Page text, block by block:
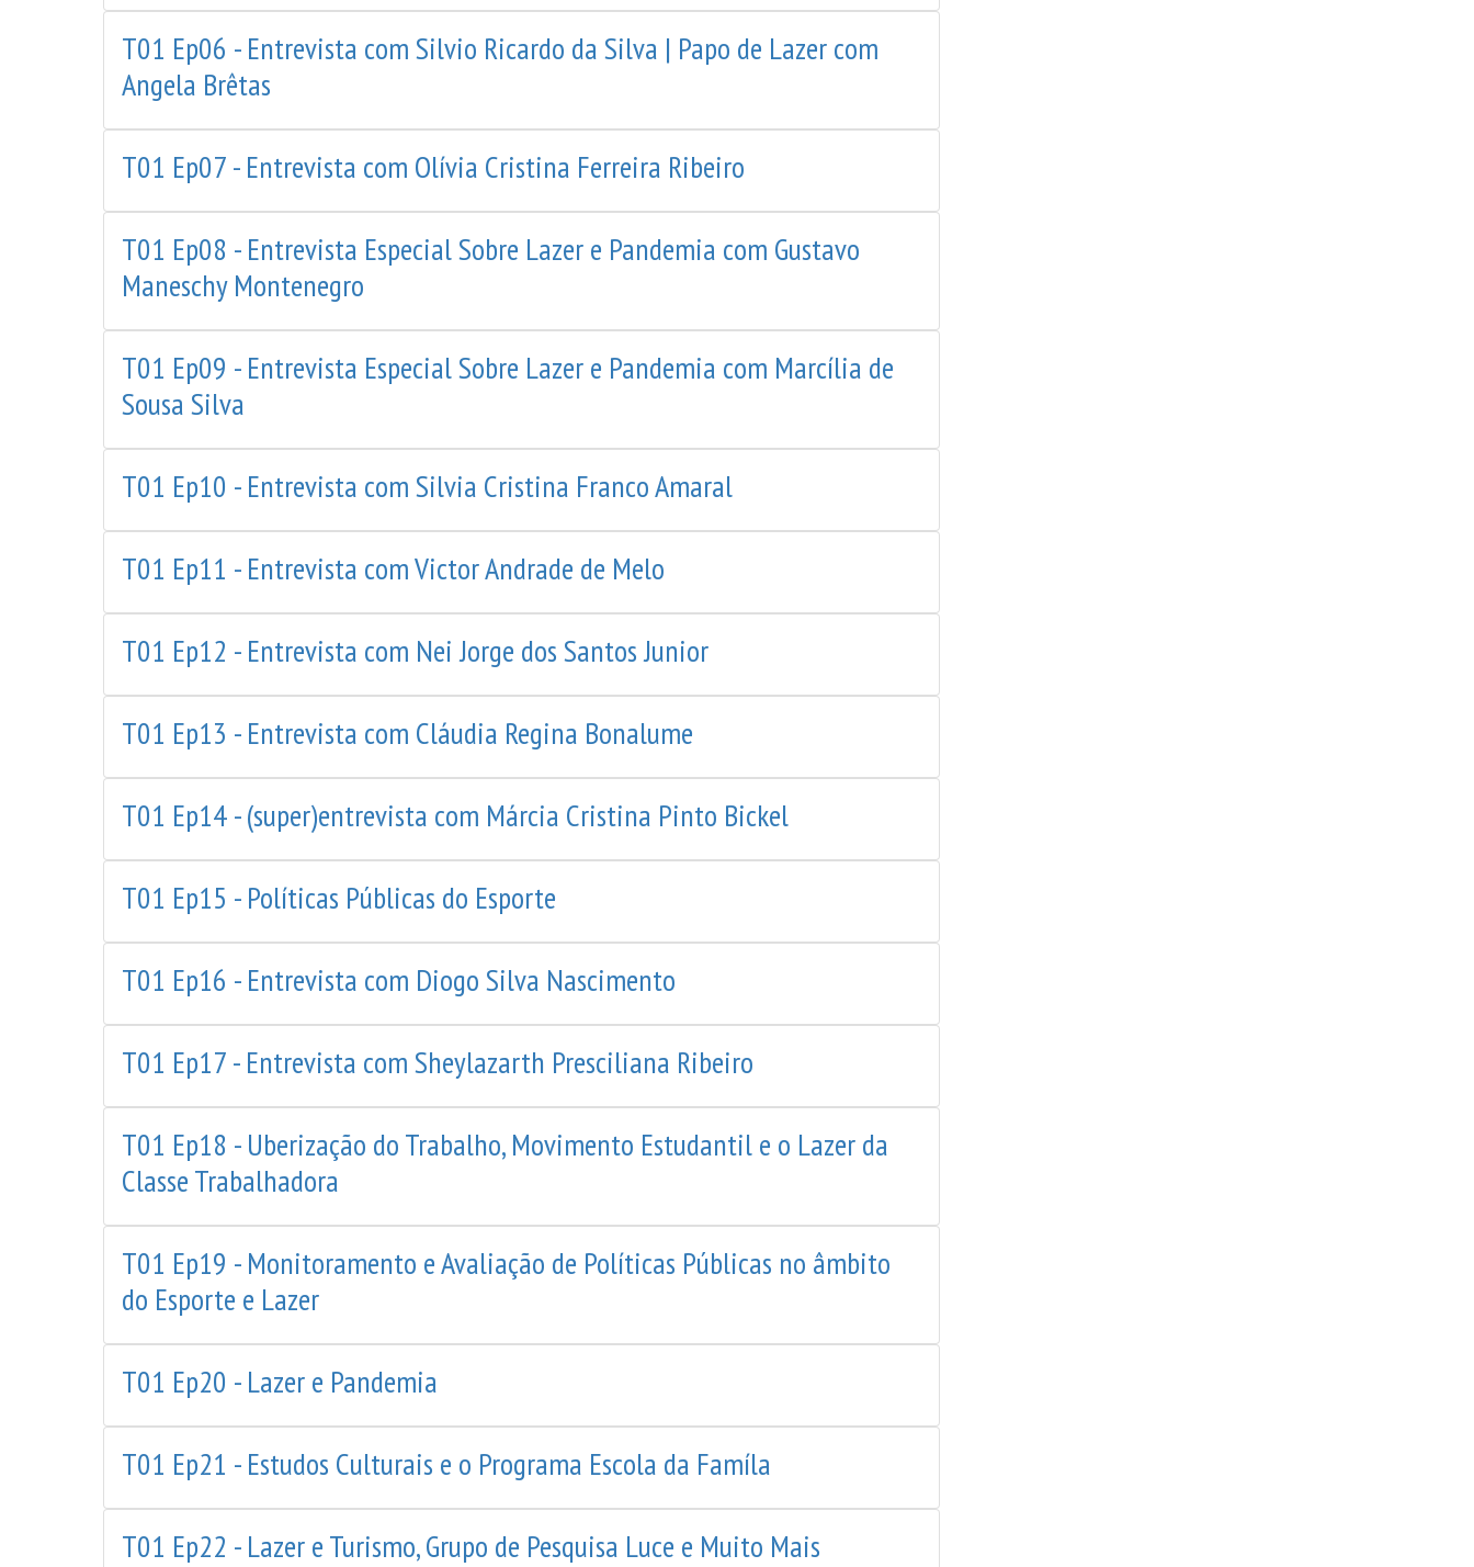
T01 Ep06 - Entrevista com Silvio Ricardo da Silva | Papo de Lazer com
Angela Brêtas
T01 Ep07 - Entrevista com Olívia Cristina Ferreira Ribeiro
T01 Ep08 - Entrevista Especial Sobre Lazer e Pandemia com Gustavo
Maneschy Montenegro
T01 Ep09 - Entrevista Especial Sobre Lazer e Pandemia com Marcília de
Sousa Silva
T01 Ep10 - Entrevista com Silvia Cristina Franco Amaral
T01 Ep11 - Entrevista com Victor Andrade de Melo
T01 Ep12 - Entrevista com Nei Jorge dos Santos Junior
T01 Ep13 - Entrevista com Cláudia Regina Bonalume
T01 Ep14 - (super)entrevista com Márcia Cristina Pinto Bickel
T01 Ep15 - Políticas Públicas do Esporte
T01 Ep16 - Entrevista com Diogo Silva Nascimento
T01 Ep17 - Entrevista com Sheylazarth Presciliana Ribeiro
T01 Ep18 - Uberização do Trabalho, Movimento Estudantil e o Lazer da
Classe Trabalhadora
T01 Ep19 - Monitoramento e Avaliação de Políticas Públicas no âmbito
do Esporte e Lazer
T01 Ep20 - Lazer e Pandemia
T01 Ep21 - Estudos Culturais e o Programa Escola da Famíla
T01 Ep22 - Lazer e Turismo, Grupo de Pesquisa Luce e Muito Mais